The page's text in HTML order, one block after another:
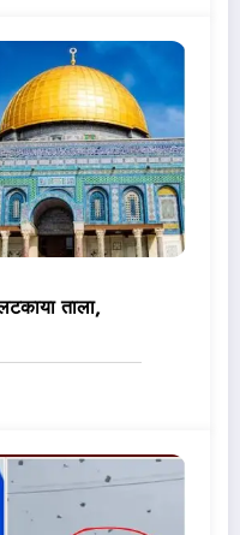
ताला,